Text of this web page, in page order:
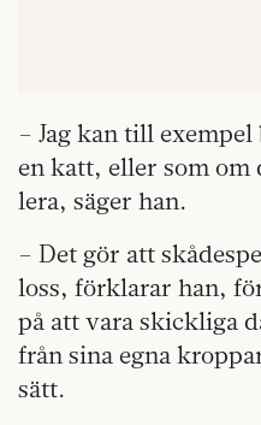
– Jag kan till
en katt, eller som om
lera, säger han.
– Det gör att
loss, förklarar han,
på att vara skickliga
från sina egna
sätt.